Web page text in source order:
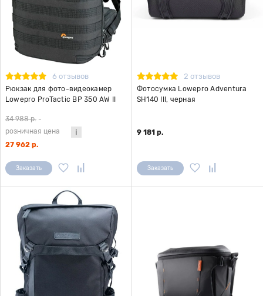
6 отзывов
Рюкзак для фото-видеокамер
Lowepro ProTactic BP 350 AW II
34 988 р. -
розничная цена
27 962 р.
Заказать
2 отзывов
Фотосумка Lowepro Adventura
SH140 III, черная
9 181 р.
Заказать